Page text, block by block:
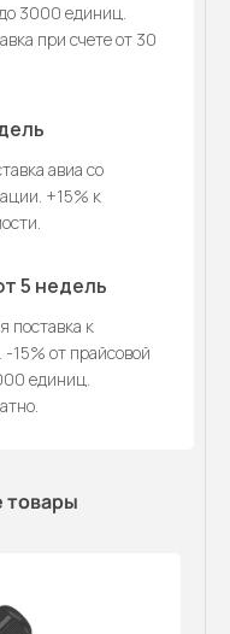
3000 единиц.
при счете от 30
авиа со
+15% к
5 недель
поставка к
-15% от прайсовой
единиц.